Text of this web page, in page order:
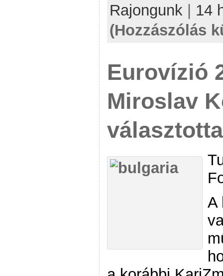
Rajongunk
14
(Hozzászólás
Eurovízió
Miroslav
választotta
A